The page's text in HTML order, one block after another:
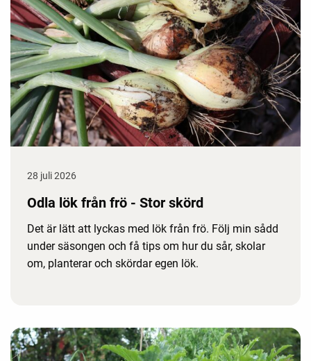
28 juli 2026
Odla lök från frö - Stor skörd
Det är lätt att lyckas med lök från frö. Följ min sådd
under säsongen och få tips om hur du sår, skolar
om, planterar och skördar egen lök.